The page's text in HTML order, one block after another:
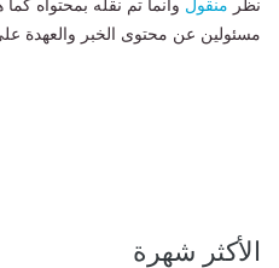
نظر منقول وانما تم نقله بمحتواه
مسئولين عن محتوى الخبر والعهدة
الأكثر شهرة